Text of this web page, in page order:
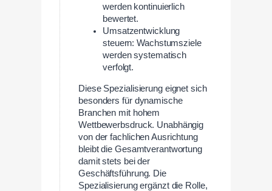
werden kontinuierlich
bewertet.
Umsatzentwicklung
steuern: Wachstumsziele
werden systematisch
verfolgt.
Diese Spezialisierung eignet sich
besonders für dynamische
Branchen mit hohem
Wettbewerbsdruck. Unabhängig
von der fachlichen Ausrichtung
bleibt die Gesamtverantwortung
damit stets bei der
Geschäftsführung. Die
Spezialisierung ergänzt die Rolle,